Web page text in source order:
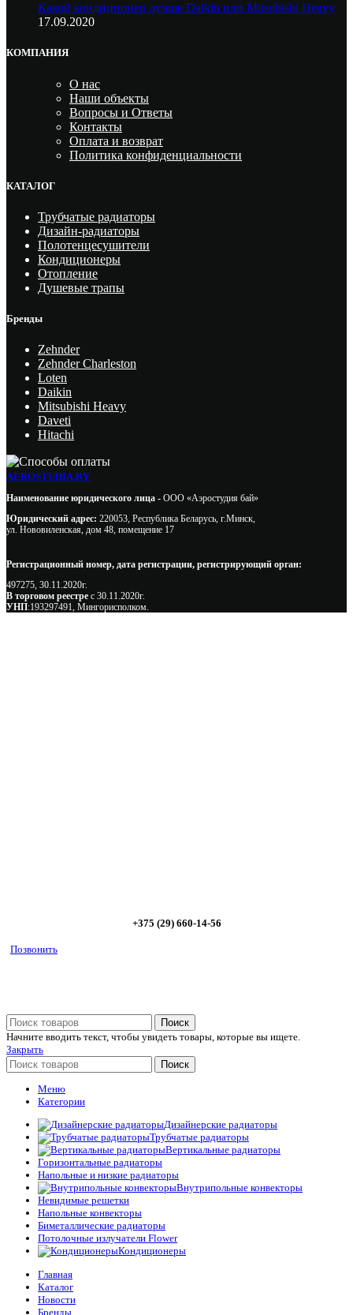
Какой кондиционер лучше Daikin или Mitsubishi Heavy
17.09.2020
КОМПАНИЯ
О нас
Наши объекты
Вопросы и Ответы
Контакты
Оплата и возврат
Политика конфиденциальности
КАТАЛОГ
Трубчатые радиаторы
Дизайн-радиаторы
Полотенцесушители
Кондиционеры
Отопление
Душевые трапы
Бренды
Zehnder
Zehnder Charleston
Loten
Daikin
Mitsubishi Heavy
Daveti
Hitachi
AEROSTUDIA.BY
Наименование юридического лица - ООО «Аэростудия бай»
Юридический адрес: 220053, Республика Беларусь, г.Минск,
ул. Нововиленская, дом 48, помещение 17
Регистрационный номер, дата регистрации, регистрирующий орган:
497275, 30.11.2020г.
В торговом реестре с 30.11.2020г.
УНП:193297491, Мингорисполком.
+375 (29) 660-14-56
Позвонить
Поиск
Начните вводить текст, чтобы увидеть товары, которые вы ищете.
Закрыть
Поиск
Меню
Категории
Дизайнерские радиаторы
Трубчатые радиаторы
Вертикальные радиаторы
Горизонтальные радиаторы
Напольные и низкие радиаторы
Внутрипольные конвекторы
Невидимые решетки
Напольные конвекторы
Биметаллические радиаторы
Потолочные излучатели Flower
Кондиционеры
Главная
Каталог
Новости
Бренды